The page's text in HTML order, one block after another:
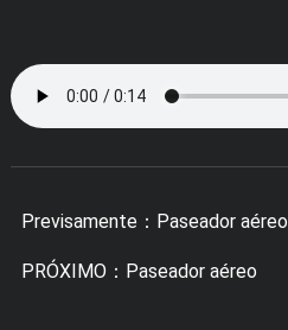
Previsamente： Paseador aéreo
PRÓXIMO： Paseador aéreo